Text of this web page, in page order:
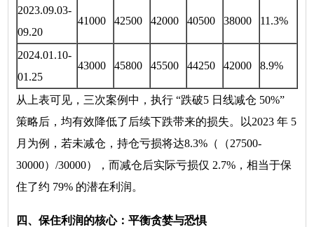
2023.09.03-
09.20
41000 42500 42000 40500 38000 11.3%
2024.01.10-
01.25
43000 45800 45500 44250 42000 8.9%
从上表可见，三次案例中，执行 “跌破5 日线减仓 50%”
策略后，均有效降低了后续下跌带来的损失。以2023 年 5
月为例，若未减仓，持仓亏损将达8.3%（（27500-
30000）/30000），而减仓后实际亏损仅 2.7%，相当于保
住了约 79% 的潜在利润。
四、保住利润的核心：平衡贪婪与恐惧